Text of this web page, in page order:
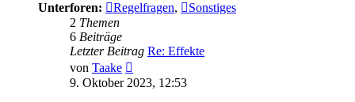
Unterforen:
Regelfragen,
Sonstiges
2 Themen
6 Beiträge
Letzter Beitrag Re: Effekte
von Taake
Beitrag
9. Oktober 2023, 12:53